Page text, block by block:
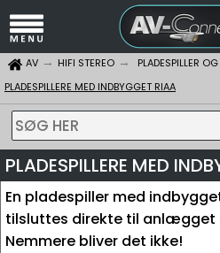
AV HIFI STEREO PLADESPILLER
PLADESPILLERE MED INDBYGGET RIAA
SØG HER
PLADESPILLERE MED
En pladespiller med
tilsluttes direkte til anlægget
Nemmere bliver det ikke!